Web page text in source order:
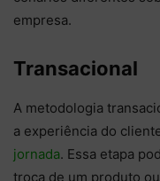
empresa.
Transacional
A metodologia
a experiência do
jornada. Essa etapa
troca de um produto